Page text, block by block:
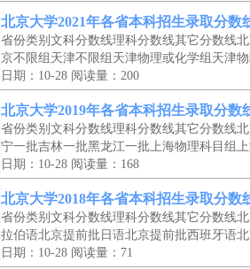
北京大学2021年各省本科招生录取分数
省份类别文科分数线理科分数线其它分数线
京不限组天津不限组天津物理或化学组天津
日期：10-28 阅读量：200
北京大学2019年各省本科招生录取分数
省份类别文科分数线理科分数线其它分数线
宁一批吉林一批黑龙江一批上海物理科目组
日期：10-28 阅读量：168
北京大学2018年各省本科招生录取分数
省份类别文科分数线理科分数线其它分数线
拉伯语北京提前批日语北京提前批西班牙语
日期：10-28 阅读量：71